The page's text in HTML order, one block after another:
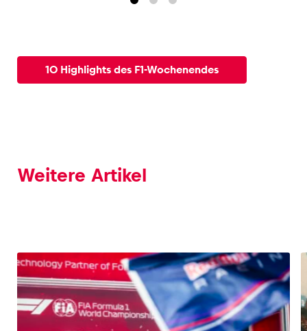
10 Highlights des F1-Wochenendes
Weitere Artikel